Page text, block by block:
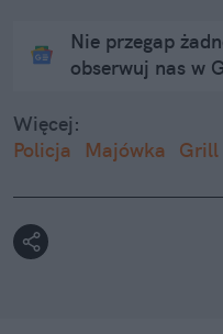
Nie przegap
obserwuj nas w
Więcej:
Policja
Majówka Grill